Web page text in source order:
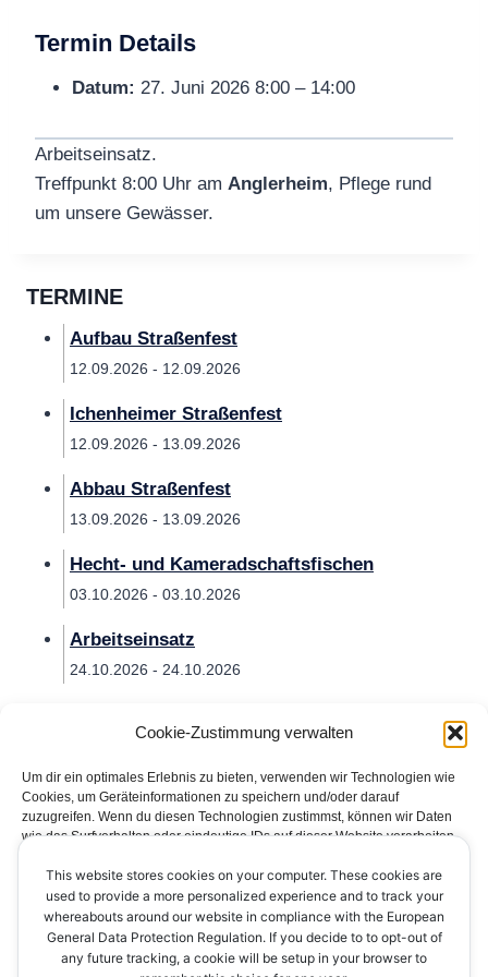
Cookie-Zustimmung verwalten
Um dir ein optimales Erlebnis zu bieten, verwenden wir Technologien wie
Cookies, um Geräteinformationen zu speichern und/oder darauf
zuzugreifen. Wenn du diesen Technologien zustimmst, können wir Daten
wie das Surfverhalten oder eindeutige IDs auf dieser Website verarbeiten.
bestimmte Merkmale und Funktionen beeinträchtigt werden.
Akzeptieren
Termin Details
Datum: 27. Juni 2026 8:00 – 14:00
Arbeitseinsatz.
Treffpunkt 8:00 Uhr am Anglerheim, Pflege rund
um unsere Gewässer.
TERMINE
Aufbau Straßenfest
12.09.2026 - 12.09.2026
Ichenheimer Straßenfest
12.09.2026 - 13.09.2026
Abbau Straßenfest
13.09.2026 - 13.09.2026
Hecht- und Kameradschaftsfischen
03.10.2026 - 03.10.2026
Arbeitseinsatz
24.10.2026 - 24.10.2026
Impressum Datenschutzerklärung
Kontakt
Cookie-Richtlinie (EU)
This website stores cookies on your computer. These cookies are
used to provide a more personalized experience and to track your
whereabouts around our website in compliance with the European
General Data Protection Regulation. If you decide to to opt-out of
any future tracking, a cookie will be setup in your browser to